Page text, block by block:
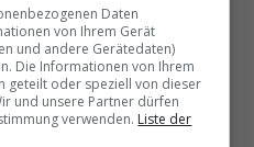
direkt in
Postfach
mit mehr Insights oder
Daten
von Ihrem Gerät
und andere Gerätedaten)
Die Informationen von Ihrem
geteilt oder speziell von dieser
und unsere Partner dürfen
verwenden. Liste der